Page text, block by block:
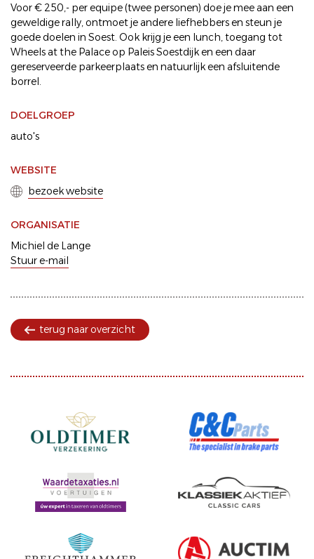
Voor € 250,- per equipe (twee personen) doe je mee aan een
geweldige rally, ontmoet je andere liefhebbers en steun je
goede doelen in Soest. Ook krijg je een lunch, toegang tot
Wheels at the Palace op Paleis Soestdijk en een daar
gereserveerde parkeerplaats en natuurlijk een afsluitende
borrel.
DOELGROEP
auto's
WEBSITE
bezoek website
ORGANISATIE
Michiel de Lange
Stuur e-mail
terug naar overzicht